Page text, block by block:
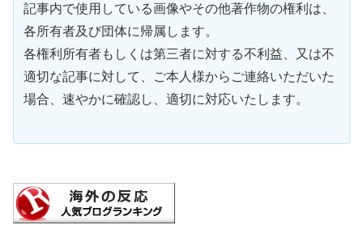
記事内で使用している画像やその他著作物の権利は、
各所有者及び団体に帰属します。
各権利所有者もしくは第三者に対する不利益、又は不
適切な記事に対して、ご本人様からご連絡いただいた
場合、速やかに確認し、適切に対応いたします。